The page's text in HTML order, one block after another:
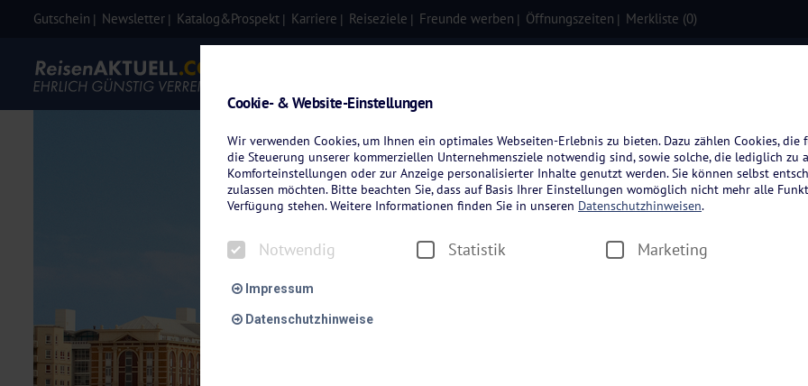
Gutschein Newsletter Katalog&Prospekt Karriere Reiseziele Freunde werben Öffnungszeiten Merkliste (0)
Cookie- & Website-Einstellungen
Wir verwenden Cookies, um Ihnen ein optimales Webseiten-Erlebnis zu bieten. Dazu zählen Cookies,
die Steuerung unserer kommerziellen Unternehmensziele notwendig sind, sowie solche, die lediglich zu
Komforteinstellungen oder zur Anzeige personalisierter Inhalte genutzt werden. Sie können selbst
zulassen möchten. Bitte beachten Sie, dass auf Basis Ihrer Einstellungen womöglich nicht mehr alle
Verfügung stehen. Weitere Informationen finden Sie in unseren Datenschutzhinweisen.
Notwendig Statistik Marketing
Impressum
Datenschutzhinweise